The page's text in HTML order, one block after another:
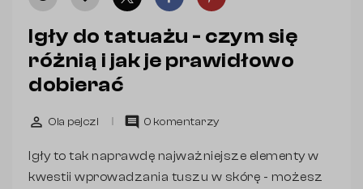
Igły do tatuażu - czym się
różnią i jak je prawidłowo
dobierać
perm_identity Ola pejczi comment 0 komentarzy
Igły to tak naprawdę najważniejsze elementy w
kwestii wprowadzania tuszu w skórę - możesz